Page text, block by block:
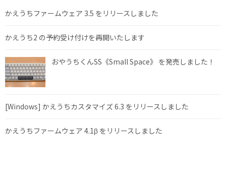
かえうちファームウェア 3.5 をリリースしました
かえうち2 の予約受け付けを再開いたします
おやうちくんSS《Small Space》 を発売しました！
[Windows] かえうちカスタマイズ 6.3 をリリースしました
かえうちファームウェア 4.1β をリリースしました